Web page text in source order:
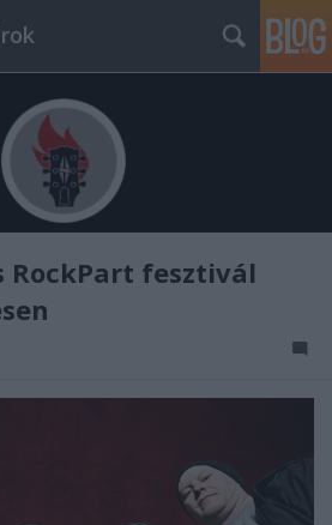
RockPart fesztivál